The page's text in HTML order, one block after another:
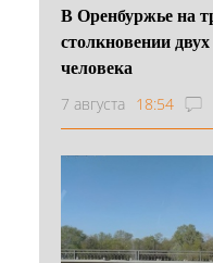
В Оренбуржье на
столкновении
человека
7 августа 18:54